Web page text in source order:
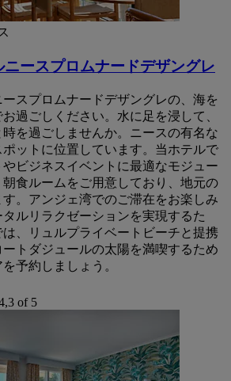
ニースプロムナードデザングレ
ースプロムナードデザングレの、海を
過ごしください。水に足を浸して、
時を過ごしませんか。ニースの有名な
ットに位置しています。当ホテルで
ビジネスイベントに最適なモジュー
朝食ルームをご用意しており、地元の
。アンジェ湾でのご滞在をお楽しみ
タルリラクゼーションを実現するた
、リュルプライベートビーチと提携
ートダジュールの太陽を満喫するため
予約しましょう。
of 5